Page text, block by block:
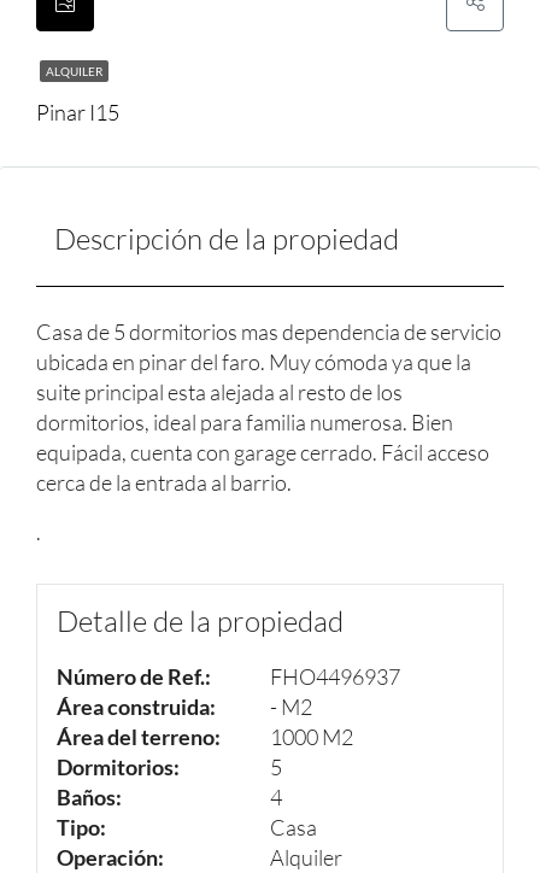
ALQUILER
Pinar I15
Descripción de la propiedad
Casa de 5 dormitorios mas dependencia de servicio
ubicada en pinar del faro. Muy cómoda ya que la
suite principal esta alejada al resto de los
dormitorios, ideal para familia numerosa. Bien
equipada, cuenta con garage cerrado. Fácil acceso
cerca de la entrada al barrio.
.
Detalle de la propiedad
Número de Ref.:
FHO4496937
Área construida:
- M2
Área del terreno:
1000 M2
Dormitorios:
5
Baños:
4
Tipo:
Casa
Operación:
Alquiler